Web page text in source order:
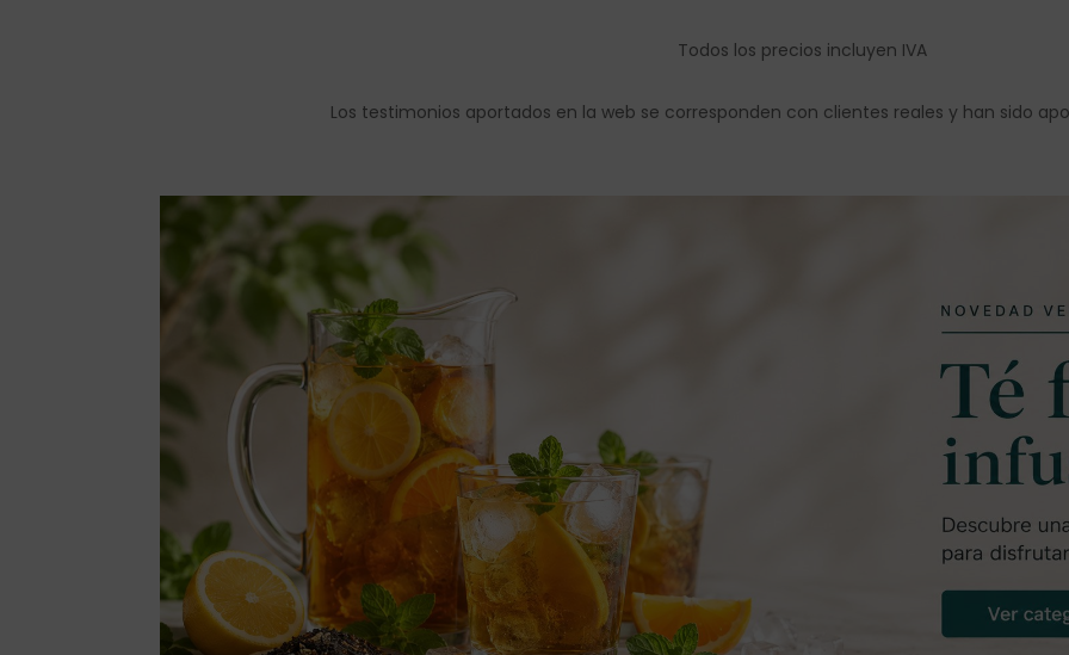
Todos los precios incluyen IVA
Los testimonios aportados en la web se corresponden con clientes reales y han sido